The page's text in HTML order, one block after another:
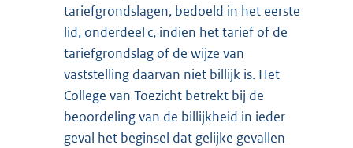
tariefgrondslagen, bedoeld in het eerste
lid, onderdeel c, indien het tarief of de
tariefgrondslag of de wijze van
vaststelling daarvan niet billijk is. Het
College van Toezicht betrekt bij de
beoordeling van de billijkheid in ieder
geval het beginsel dat gelijke gevallen